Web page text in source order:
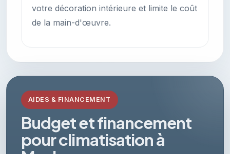
votre décoration intérieure et limite le coût
de la main-d'œuvre.
AIDES & FINANCEMENT
Budget et financement
pour climatisation à